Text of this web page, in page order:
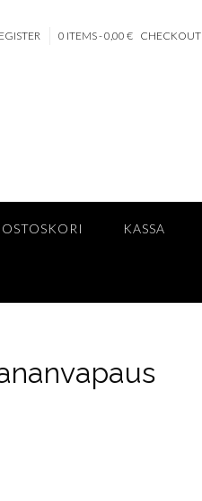
0 ITEMS - 0,00 € CHECKOUT
OSTOSKORI KASSA